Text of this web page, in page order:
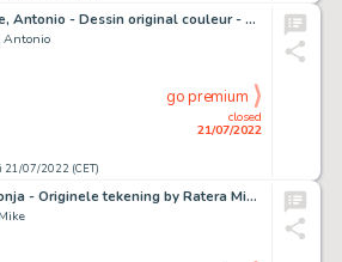
Lapone, Antonio - Dessin original couleur - Desy Blonde - (1998)
Antonio
21/07/2022 (CET)
closed
21/07/2022
go premium
Red Sonja - Originele tekening by Ratera Mike - (2014)